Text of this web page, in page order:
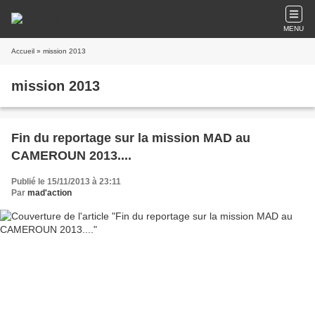
MENU
Accueil » mission 2013
mission 2013
Fin du reportage sur la mission MAD au
CAMEROUN 2013....
Publié le 15/11/2013 à 23:11
Par mad'action